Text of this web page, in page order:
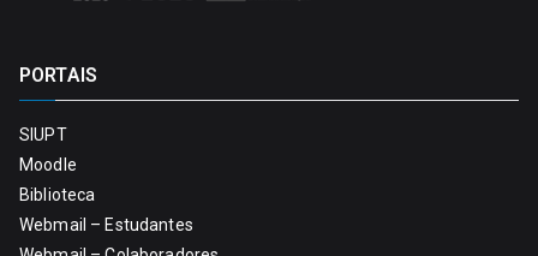
PORTAIS
SIUPT
Moodle
Biblioteca
Webmail – Estudantes